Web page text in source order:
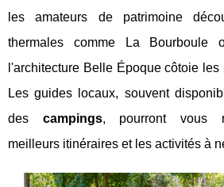
les amateurs de patrimoine
thermales comme La Bourboule
l'architecture Belle Époque côtoie
Les guides locaux, souvent
des campings, pourront vous
meilleurs itinéraires et les activités à